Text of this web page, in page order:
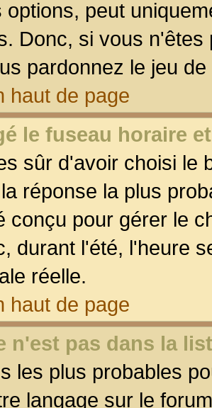
options, peut
Donc, si vous
pardonnez le jeu
haut de page
le fuseau horaire
sûr d'avoir choisi le
réponse la plus
conçu pour gérer le
durant l'été, l'heure
réelle.
haut de page
n'est pas dans la
les plus probables
langage sur le